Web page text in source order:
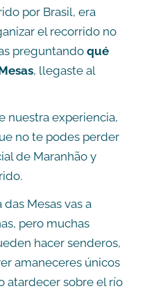
por Brasil, era
el recorrido no
preguntandoqué
, llegaste al
nuestra experiencia,
no te podes perder
de Maranhão y
Mesas vas a
pero muchas
hacer senderos,
amaneceres únicos
atardecer sobre el río